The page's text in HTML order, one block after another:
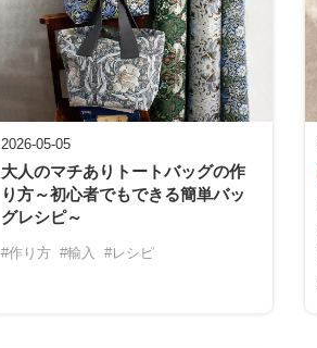
2026-05-05
大人のマチありトートバッグの作
り方～初心者でもできる簡単バッ
グレシピ～
#作り方 #輸入 #レシピ